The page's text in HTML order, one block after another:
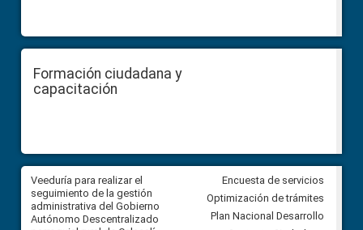
Formación ciudadana y
capacitación
Veeduría para realizar el
seguimiento de la gestión
administrativa del Gobierno
Autónomo Descentralizado
Veeduría para vigilar los
derivados de la Audiencia
comunidad Urbina, parroquia
Encuesta de servicios
Optimización de trámites
Plan Nacional Desarrollo